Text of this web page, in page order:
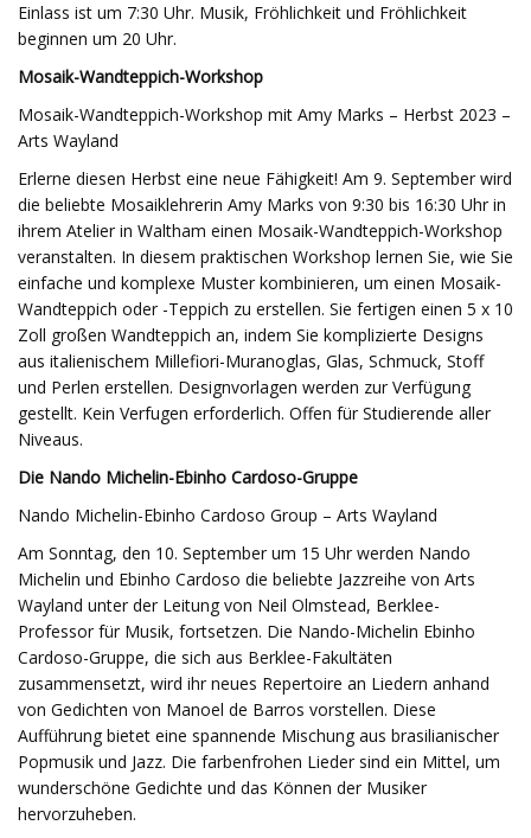
Einlass ist um 7:30 Uhr. Musik, Fröhlichkeit und Fröhlichkeit
beginnen um 20 Uhr.
Mosaik-Wandteppich-Workshop
Mosaik-Wandteppich-Workshop mit Amy Marks – Herbst 2023 –
Arts Wayland
Erlerne diesen Herbst eine neue Fähigkeit! Am 9. September wird
die beliebte Mosaiklehrerin Amy Marks von 9:30 bis 16:30 Uhr in
ihrem Atelier in Waltham einen Mosaik-Wandteppich-Workshop
veranstalten. In diesem praktischen Workshop lernen Sie, wie Sie
einfache und komplexe Muster kombinieren, um einen Mosaik-
Wandteppich oder -Teppich zu erstellen. Sie fertigen einen 5 x 10
Zoll großen Wandteppich an, indem Sie komplizierte Designs
aus italienischem Millefiori-Muranoglas, Glas, Schmuck, Stoff
und Perlen erstellen. Designvorlagen werden zur Verfügung
gestellt. Kein Verfugen erforderlich. Offen für Studierende aller
Niveaus.
Die Nando Michelin-Ebinho Cardoso-Gruppe
Nando Michelin-Ebinho Cardoso Group – Arts Wayland
Am Sonntag, den 10. September um 15 Uhr werden Nando
Michelin und Ebinho Cardoso die beliebte Jazzreihe von Arts
Wayland unter der Leitung von Neil Olmstead, Berklee-
Professor für Musik, fortsetzen. Die Nando-Michelin Ebinho
Cardoso-Gruppe, die sich aus Berklee-Fakultäten
zusammensetzt, wird ihr neues Repertoire an Liedern anhand
von Gedichten von Manoel de Barros vorstellen. Diese
Aufführung bietet eine spannende Mischung aus brasilianischer
Popmusik und Jazz. Die farbenfrohen Lieder sind ein Mittel, um
wunderschöne Gedichte und das Können der Musiker
hervorzuheben.